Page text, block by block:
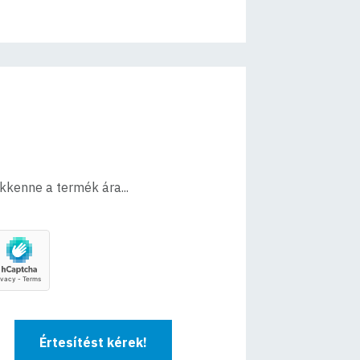
a termék ára...
Értesítést kérek!